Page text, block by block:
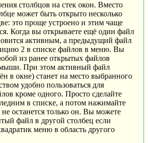
столбцов на стек окон. Вместо
может быть открыто несколько
это проще устроено и этим чаще
Когда вы открываете ещё один файл
активным, а предыдущий файл
2 в списке файлов в меню. Вы
из ранее открытых файлов
При этом активный файл
в окне) станет на место выбранного
удобно пользоваться для
кроме одного. Просто сделайте
в списке, а потом нажимайте
останется только он. Вы можете
файл в другой столбец если
меню в область другого